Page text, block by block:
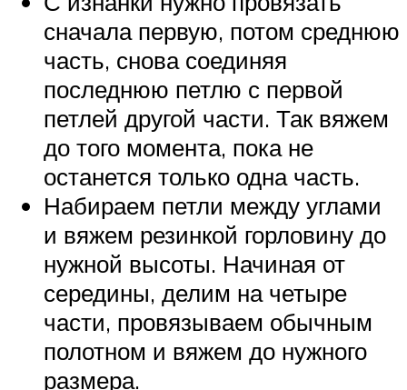
сначала первую, потом среднюю
часть, снова соединяя
последнюю петлю с первой
петлей другой части. Так вяжем
до того момента, пока не
останется только одна часть.
Набираем петли между углами
и вяжем резинкой горловину до
нужной высоты. Начиная от
середины, делим на четыре
части, провязываем обычным
полотном и вяжем до нужного
размера.